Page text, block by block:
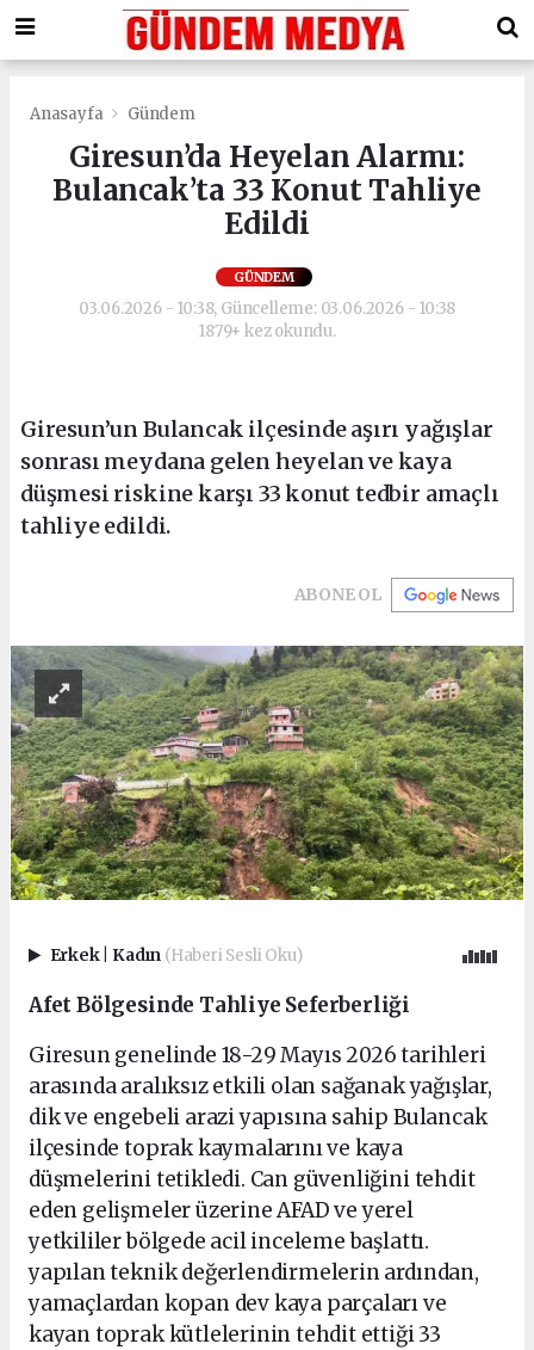
Anasayfa Gündem
Giresun’da Heyelan Alarmı:
Bulancak’ta 33 Konut Tahliye
Edildi
GÜNDEM
03.06.2026 - 10:38, Güncelleme: 03.06.2026 - 10:38
1879+ kez okundu.
Giresun’un Bulancak ilçesinde aşırı yağışlar
sonrası meydana gelen heyelan ve kaya
düşmesi riskine karşı 33 konut tedbir amaçlı
tahliye edildi.
ABONE OL
Erkek Kadın (Haberi Sesli Oku)
Afet Bölgesinde Tahliye Seferberliği
Giresun genelinde 18-29 Mayıs 2026 tarihleri
arasında aralıksız etkili olan sağanak yağışlar,
dik ve engebeli arazi yapısına sahip Bulancak
ilçesinde toprak kaymalarını ve kaya
düşmelerini tetikledi. Can güvenliğini tehdit
eden gelişmeler üzerine AFAD ve yerel
yetkililer bölgede acil inceleme başlattı.
yapılan teknik değerlendirmelerin ardından,
yamaçlardan kopan dev kaya parçaları ve
kayan toprak kütlelerinin tehdit ettiği 33